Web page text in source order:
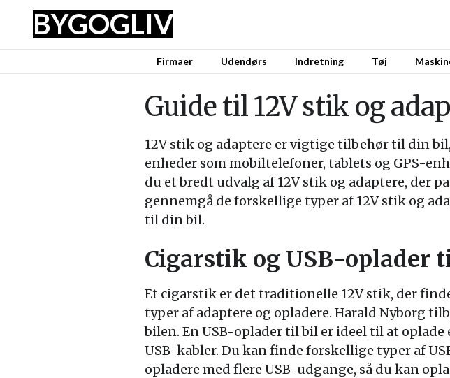
BYGOGLIV
Firmaer Udendørs Indretning Tøj
Guide til 12V stik og
12V stik og adaptere er vigtige tilbehør til din
enheder som mobiltelefoner, tablets og GPS-
du et bredt udvalg af 12V stik og adaptere, der
gennemgå de forskellige typer af 12V stik og
til din bil.
Cigarstik og USB-oplader
Et cigarstik er det traditionelle 12V stik, der
typer af adaptere og opladere. Harald Nyborg
bilen. En USB-oplader til bil er ideel til at
USB-kabler. Du kan finde forskellige typer af
opladere med flere USB-udgange, så du kan